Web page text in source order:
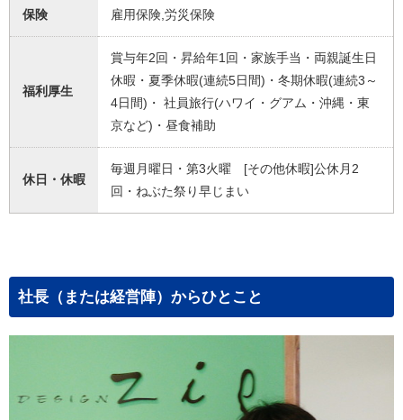
保険 雇用保険,労災保険
福利厚生
賞与年2回・昇給年1回・家族手当・両親誕生日
休暇・夏季休暇(連続5日間)・冬期休暇(連続3～
4日間)・ 社員旅行(ハワイ・グアム・沖縄・東
京など)・昼食補助
休日・休暇
毎週月曜日・第3火曜 [その他休暇]公休月2
回・ねぶた祭り早じまい
社長（または経営陣）からひとこと